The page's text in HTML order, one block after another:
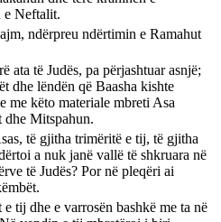
e Neftalit.
ndërpreu ndërtimin e Ramahut
ata të Judës, pa përjashtuar asnjë;
dhe lëndën që Baasha kishte
me këto materiale mbreti Asa
dhe Mitspahun.
të gjitha trimëritë e tij, të gjitha
a nuk janë vallë të shkruara në
të Judës? Por në pleqëri ai
tij dhe e varrosën bashkë me ta në